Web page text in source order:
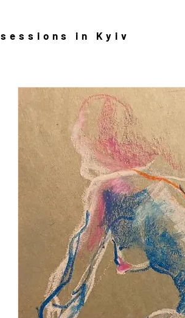
sessions in Kyiv